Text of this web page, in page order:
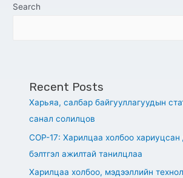
Search
Recent Posts
Харьяа, салбар байгууллагуудын
санал солилцов
СОР-17: Харилцаа холбоо хариуцсан
бэлтгэл ажилтай танилцлаа
Харилцаа холбоо, мэдээллийн